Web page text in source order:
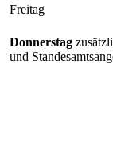
Freitag
Donnerstag
und